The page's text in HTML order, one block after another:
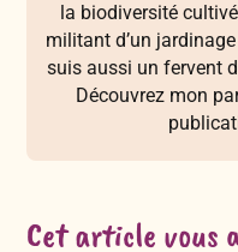
la biodiversité
militant d’un
suis aussi un fervent
Découvrez mon
Cet article vous